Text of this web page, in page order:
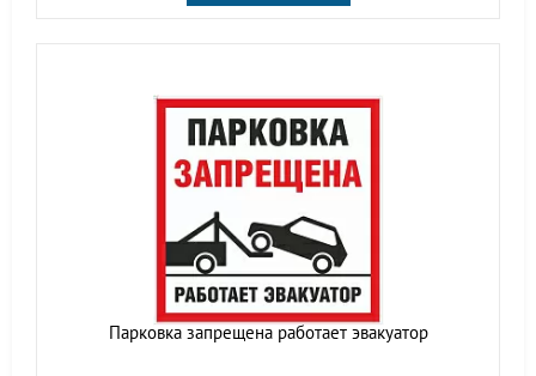
Парковка запрещена работает эвакуатор